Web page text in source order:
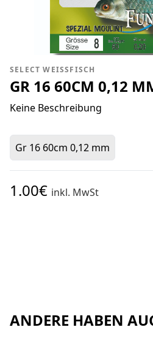
SELECT WEISSFISCH
GR 16 60CM 0,12
Keine Beschreibung
Gr 16 60cm 0,12 mm
1.00€ inkl. MwSt
ANDERE HABEN